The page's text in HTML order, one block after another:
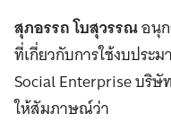
สุภอรรถ โบสุวรรณอนุ
ที่เกี่ยวกับการใช้งบประ
Social Enterprise บริ
ให้สัมภาษณ์ว่า